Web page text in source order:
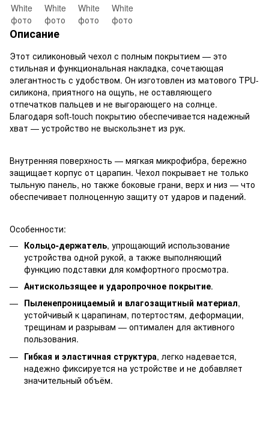
Описание
Этот силиконовый чехол с полным покрытием — это
стильная и функциональная накладка, сочетающая
элегантность с удобством. Он изготовлен из матового TPU-
силикона, приятного на ощупь, не оставляющего
отпечатков пальцев и не выгорающего на солнце.
Благодаря soft-touch покрытию обеспечивается надежный
хват — устройство не выскользнет из рук.
Внутренняя поверхность — мягкая микрофибра, бережно
защищает корпус от царапин. Чехол покрывает не только
тыльную панель, но также боковые грани, верх и низ — что
обеспечивает полноценную защиту от ударов и падений.
Особенности:
Кольцо-держатель, упрощающий использование
устройства одной рукой, а также выполняющий
функцию подставки для комфортного просмотра.
Антискользящее и ударопрочное покрытие.
Пыленепроницаемый и влагозащитный материал,
устойчивый к царапинам, потертостям, деформации,
трещинам и разрывам — оптимален для активного
пользования.
Гибкая и эластичная структура, легко надевается,
надежно фиксируется на устройстве и не добавляет
значительный объём.